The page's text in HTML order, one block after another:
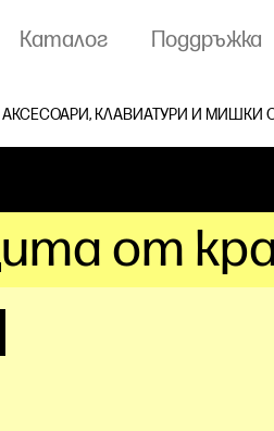
Каталог Поддръжка
КЛАВИАТУРИ И МИШКИ
от